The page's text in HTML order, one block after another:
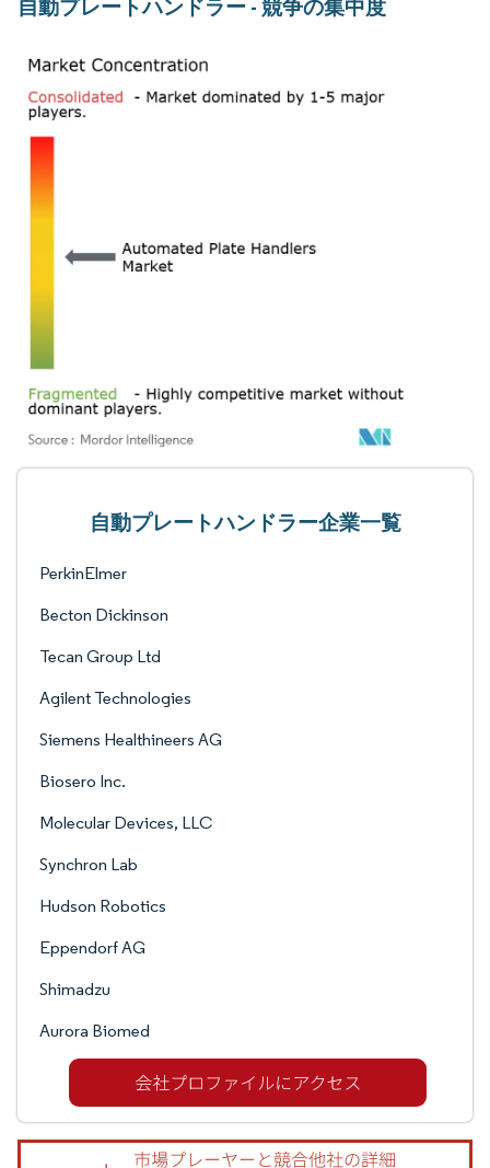
自動プレートハンドラー - 競争の集中度
自動プレートハンドラー企業一覧
PerkinElmer
Becton Dickinson
Tecan Group Ltd
Agilent Technologies
Siemens Healthineers AG
Biosero Inc.
Molecular Devices, LLC
Synchron Lab
Hudson Robotics
Eppendorf AG
Shimadzu
Aurora Biomed